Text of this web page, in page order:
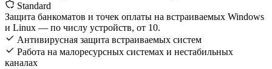
Standard
Защита банкоматов и точек оплаты на встраиваемых Windows
и Linux — по числу устройств, от 10.
Антивирусная защита встраиваемых систем
Работа на малоресурсных системах и нестабильных
каналах